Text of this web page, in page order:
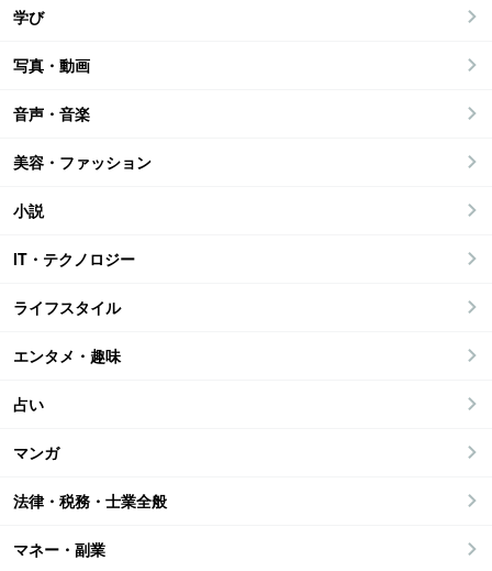
学び
写真・動画
音声・音楽
美容・ファッション
小説
IT・テクノロジー
ライフスタイル
エンタメ・趣味
占い
マンガ
法律・税務・士業全般
マネー・副業